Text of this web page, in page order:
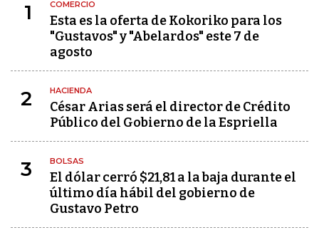
1 COMERCIO
Esta es la oferta de Kokoriko para los
"Gustavos" y "Abelardos" este 7 de
agosto
2 HACIENDA
César Arias será el director de Crédito
Público del Gobierno de la Espriella
3 BOLSAS
El dólar cerró $21,81 a la baja durante el
último día hábil del gobierno de
Gustavo Petro